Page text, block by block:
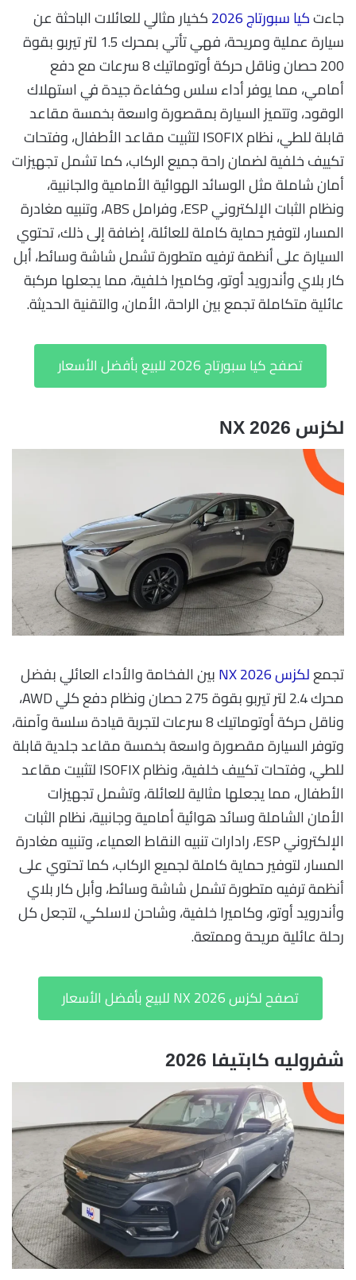
جاءتكيا سبورتاج 2026
كخيار مثالي للعائلات الباحثة عن
سيارة عملية ومريحة، فهي تأتي بمحرك 1.5 لتر تيربو بقوة
200 حصان وناقل حركة أوتوماتيك 8 سرعات مع دفع
أمامي، مما يوفر أداء سلس وكفاءة جيدة في استهلاك
الوقود، وتتميز السيارة بمقصورة واسعة بخمسة مقاعد
قابلة للطي، نظام ISOFIX لتثبيت مقاعد الأطفال، وفتحات
تكييف خلفية لضمان راحة جميع الركاب، كما تشمل تجهيزات
أمان شاملة مثل الوسائد الهوائية الأمامية والجانبية،
ونظام الثبات الإلكتروني ESP، وفرامل ABS، وتنبيه مغادرة
المسار، لتوفير حماية كاملة للعائلة، إضافة إلى ذلك، تحتوي
السيارة على أنظمة ترفيه متطورة تشمل شاشة وسائط، أبل
كار بلاي وأندرويد أوتو، وكاميرا خلفية، مما يجعلها مركبة
عائلية متكاملة تجمع بين الراحة، الأمان، والتقنية الحديثة.
تصفح كيا سبورتاج 2026 للبيع بأفضل الأسعار
لكزس NX 2026
تجمعلكزس NX 2026
بين الفخامة والأداء العائلي بفضل
محرك 2.4 لتر تيربو بقوة 275 حصان ونظام دفع كلي AWD،
وناقل حركة أوتوماتيك 8 سرعات لتجربة قيادة سلسة وآمنة،
وتوفر السيارة مقصورة واسعة بخمسة مقاعد جلدية قابلة
للطي، وفتحات تكييف خلفية، ونظام ISOFIX لتثبيت مقاعد
الأطفال، مما يجعلها مثالية للعائلة، وتشمل تجهيزات
الأمان الشاملة وسائد هوائية أمامية وجانبية، نظام الثبات
الإلكتروني ESP، رادارات تنبيه النقاط العمياء، وتنبيه مغادرة
المسار، لتوفير حماية كاملة لجميع الركاب، كما تحتوي على
أنظمة ترفيه متطورة تشمل شاشة وسائط، وأبل كار بلاي
وأندرويد أوتو، وكاميرا خلفية، وشاحن لاسلكي، لتجعل كل
رحلة عائلية مريحة وممتعة.
تصفح لكزس NX 2026 للبيع بأفضل الأسعار
شفروليه كابتيفا 2026